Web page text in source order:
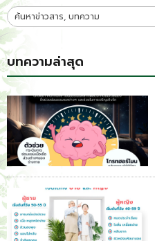
บทความล่าสุด